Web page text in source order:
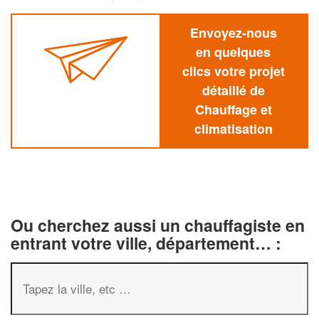
Envoyez-nous
en quelques
clics votre projet
détaillé de
Chauffage et
climatisation
Ou cherchez aussi un chauffagiste en
entrant votre ville, département… :